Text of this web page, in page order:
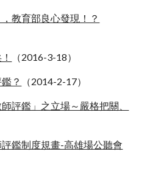
教育部良心發現！？
（2016-3-18）
？ （2014-2-17）
評鑑」之立場～嚴格把關、
鑑制度規畫-高雄場公聽會